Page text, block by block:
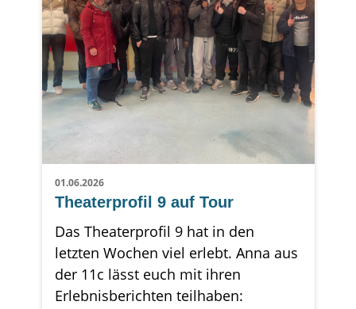
01.06.2026
Theaterprofil 9 auf Tour
Das Theaterprofil 9 hat in den
letzten Wochen viel erlebt. Anna aus
der 11c lässt euch mit ihren
Erlebnisberichten teilhaben: